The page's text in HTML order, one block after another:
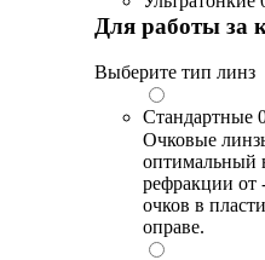
Для работы за
Выберите тип линз
Стандартные
Очковые
оптимальный
рефракции от
очков в
оправе.